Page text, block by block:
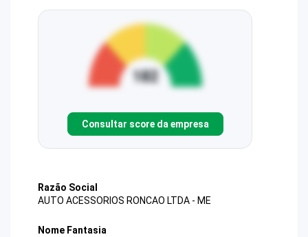
Consultar score da empresa
Razão Social
AUTO ACESSORIOS RONCAO LTDA - ME
Nome Fantasia